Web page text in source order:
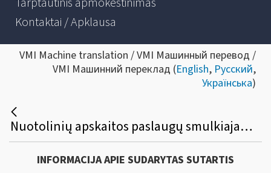
Kontaktai / Apklausa
VMI Machine translation / VMI Машинный перевод /
VMI Машинний переклад (English, Русский,
Українська)
Nuotolinių apskaitos paslaugų smulkiajam verslui (i.APS) posistemio plėtros paslaugų viešasis pirkimas
INFORMACIJA APIE SUDARYTAS SUTARTIS